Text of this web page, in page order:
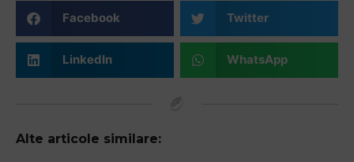
Facebook Twitter
LinkedIn WhatsApp
Alte articole similare: